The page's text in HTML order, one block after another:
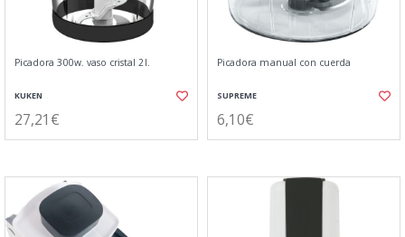
Picadora 300w. vaso cristal 2l.
KUKEN
27,21€
Picadora manual con cuerda
SUPREME
6,10€